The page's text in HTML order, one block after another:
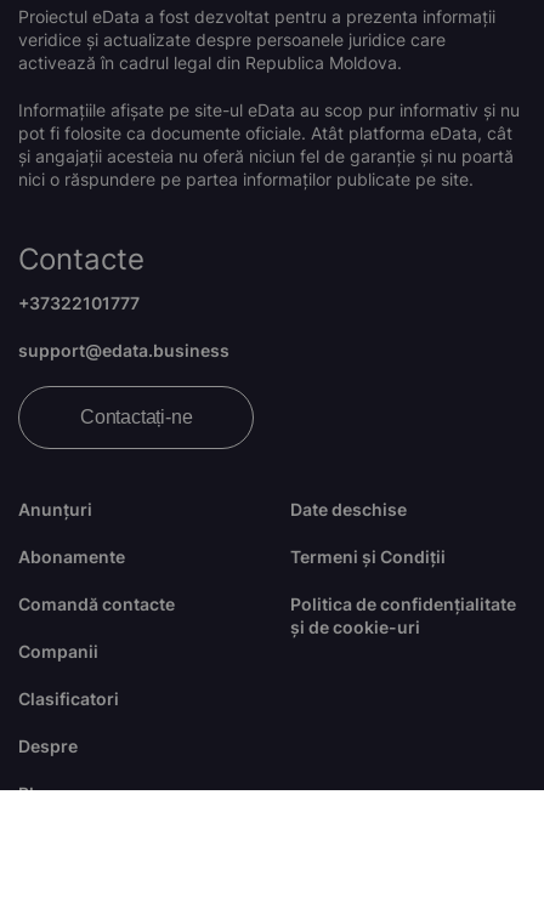
Proiectul eData a fost dezvoltat pentru a prezenta informații
veridice și actualizate despre persoanele juridice care
activează în cadrul legal din Republica Moldova.
Informațiile afișate pe site-ul eData au scop pur informativ și nu
pot fi folosite ca documente oficiale. Atât platforma eData, cât
și angajații acesteia nu oferă niciun fel de garanție și nu poartă
nici o răspundere pe partea informaților publicate pe site.
Anunțuri
Abonamente
Comandă contacte
Companii
Clasificatori
Despre
Blog
Date deschise
Termeni și Condiții
Politica de confidențialitate
și de cookie-uri
Contacte
+37322101777
support@edata.business
Contactați-ne